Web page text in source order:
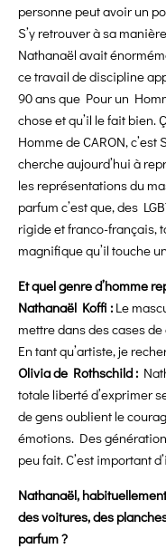
personne peut avoir un
S’y retrouver à sa
Nathanaël avait
ce travail de discipline
90 ans que Pour un
chose et qu’il le fait bien.
Homme de CARON,
cherche aujourd’hui à
les représentations du
parfum c’est que, des
rigide et franco-français,
magnifique qu’il touche
Et quel genre d’homme
Nathanaël Koffi : Le
mettre dans des cases
En tant qu’artiste, je
Olivia de Rothschild :
totale liberté d’exprimer
de gens oublient le
émotions. Des
peu fait. C’est important
Nathanaël,
des voitures, des
parfum ?